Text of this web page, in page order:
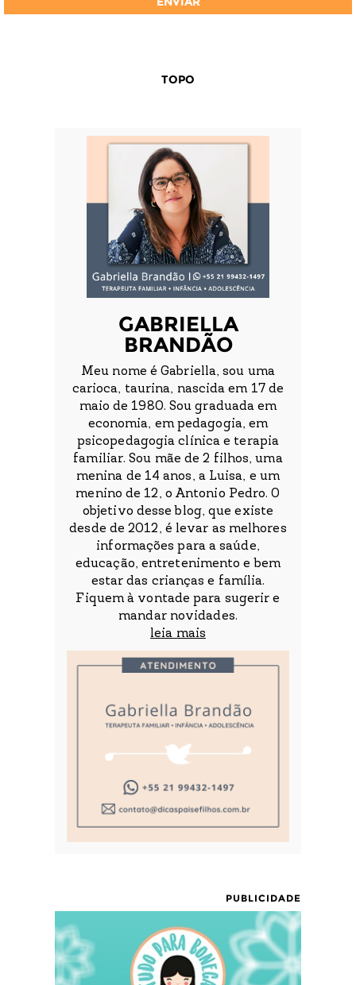
TOPO
GABRIELLA
BRANDÃO
Meu nome é Gabriella, sou uma
carioca, taurina, nascida em 17 de
maio de 1980. Sou graduada em
economia, em pedagogia, em
psicopedagogia clínica e terapia
familiar. Sou mãe de 2 filhos, uma
menina de 14 anos, a Luisa, e um
menino de 12, o Antonio Pedro. O
objetivo desse blog, que existe
desde de 2012, é levar as melhores
informações para a saúde,
educação, entretenimento e bem
estar das crianças e família.
Fiquem à vontade para sugerir e
mandar novidades.
leia mais
PUBLICIDADE